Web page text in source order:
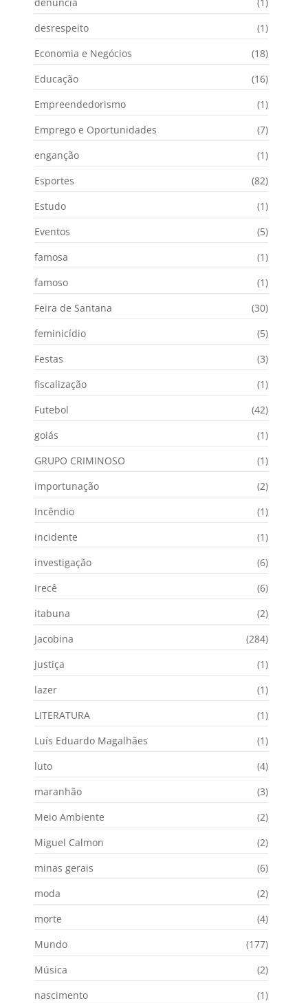
denuncia
(1)
desrespeito
(1)
Economia e Negócios
(18)
Educação
(16)
Empreendedorismo
(1)
Emprego e Oportunidades
(7)
enganção
(1)
Esportes
(82)
Estudo
(1)
Eventos
(5)
famosa
(1)
famoso
(1)
Feira de Santana
(30)
feminicídio
(5)
Festas
(3)
fiscalização
(1)
Futebol
(42)
goiás
(1)
GRUPO CRIMINOSO
(1)
importunação
(2)
Incêndio
(1)
incidente
(1)
investigação
(6)
Irecê
(6)
itabuna
(2)
Jacobina
(284)
justiça
(1)
lazer
(1)
LITERATURA
(1)
Luís Eduardo Magalhães
(1)
luto
(4)
maranhão
(3)
Meio Ambiente
(2)
Miguel Calmon
(2)
minas gerais
(6)
moda
(2)
morte
(4)
Mundo
(177)
Música
(2)
nascimento
(1)